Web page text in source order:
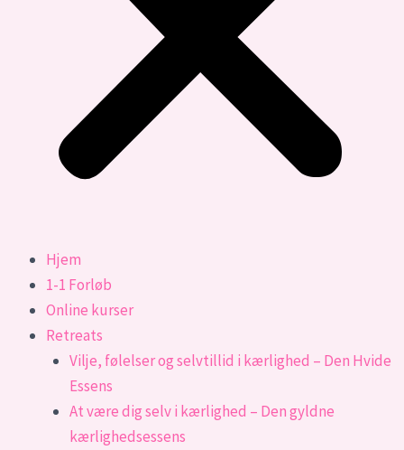
Hjem
1-1 Forløb
Online kurser
Retreats
Vilje, følelser og selvtillid i kærlighed – Den Hvide
Essens
At være dig selv i kærlighed – Den gyldne
kærlighedsessens​